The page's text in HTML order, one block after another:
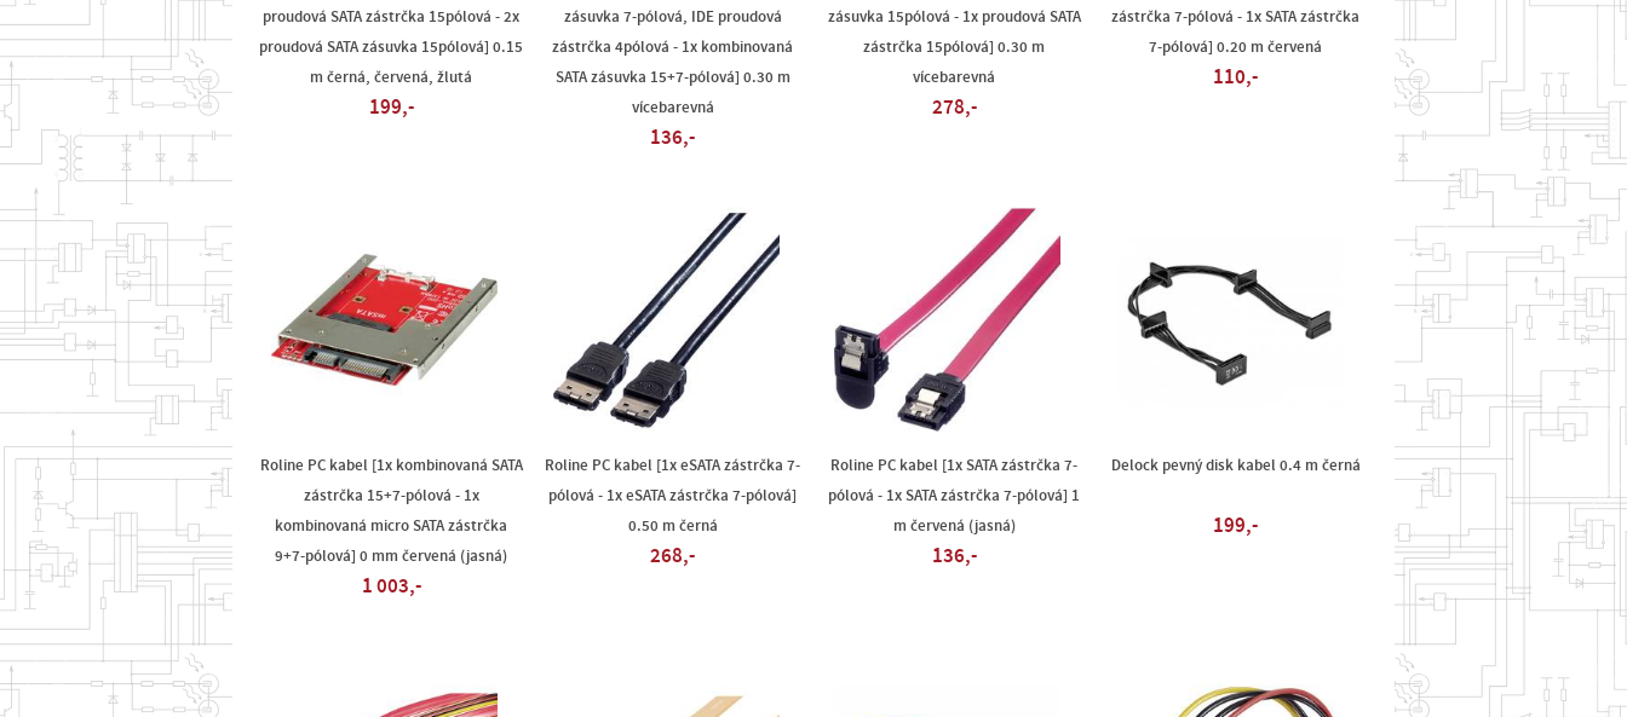
proudová SATA zástrčka 15pólová - 2x
proudová SATA zásuvka 15pólová] 0.15
m černá, červená, žlutá
199,-
zásuvka 7-pólová, IDE proudová
zástrčka 4pólová - 1x kombinovaná
SATA zásuvka 15+7-pólová] 0.30 m
vícebarevná
136,-
zásuvka 15pólová - 1x proudová SATA
zástrčka 15pólová] 0.30 m
vícebarevná
278,-
zástrčka 7-pólová - 1x SATA zástrčka
7-pólová] 0.20 m červená
110,-
Roline PC kabel [1x kombinovaná SATA
zástrčka 15+7-pólová - 1x
kombinovaná micro SATA zástrčka
9+7-pólová] 0 mm červená (jasná)
1 003,-
Roline PC kabel [1x eSATA zástrčka 7-
pólová - 1x eSATA zástrčka 7-pólová]
0.50 m černá
268,-
Roline PC kabel [1x SATA zástrčka 7-
pólová - 1x SATA zástrčka 7-pólová] 1
m červená (jasná)
136,-
Delock pevný disk kabel 0.4 m černá
199,-